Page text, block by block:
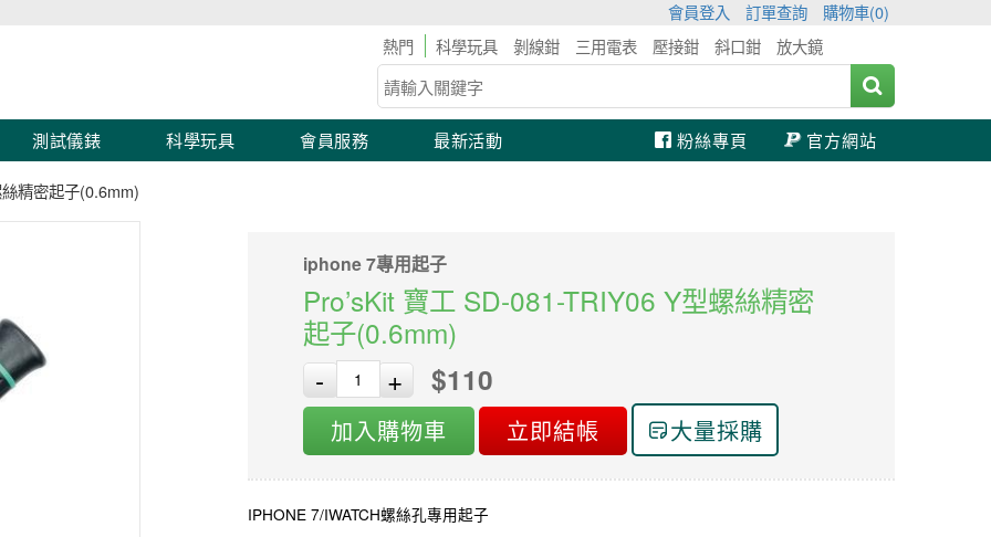
會員登入 訂單查詢 購物車(0)
科學玩具
剝線鉗 三用電表 壓接鉗 斜口鉗 放大鏡
測試儀錶 科學玩具 會員服務 最新活動 官方網站
粉絲專頁
精密起子(0.6mm)
iphone 7專用起子
Pro’sKit 寶工 SD-081-TRIY06 Y型螺絲精密
起子(0.6mm)
-
+ $110
加入購物車 立即結帳 大量採購
IPHONE 7/IWATCH螺絲孔專用起子